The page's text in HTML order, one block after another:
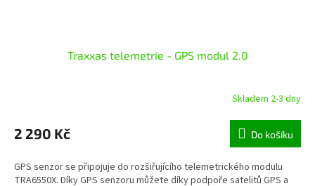
Traxxas telemetrie - GPS modul 2.0
Skladem 2-3 dny
2 290 Kč Do košíku
GPS senzor se připojuje do rozšiřujícího telemetrického modulu
TRA6550X. Díky GPS senzoru můžete díky podpoře satelitů GPS a